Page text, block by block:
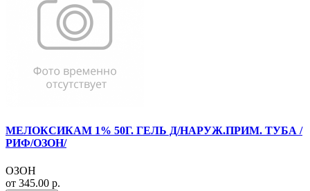
МЕЛОКСИКАМ 1% 50Г. ГЕЛЬ Д/НАРУЖ.ПРИМ. ТУБА /
РИФ/ОЗОН/
ОЗОН
от 345.00 р.